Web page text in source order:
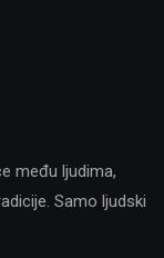
među ljudima,
Samo ljudski